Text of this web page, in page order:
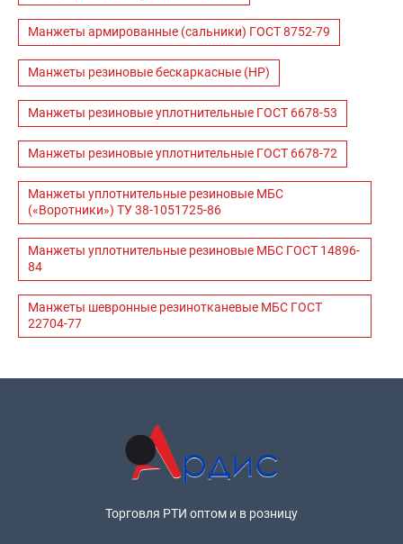
Манжеты армированные (сальники) ГОСТ 8752-79
Манжеты резиновые бескаркасные (НР)
Манжеты резиновые уплотнительные ГОСТ 6678-53
Манжеты резиновые уплотнительные ГОСТ 6678-72
Манжеты уплотнительные резиновые МБС
(«Воротники») ТУ 38-1051725-86
Манжеты уплотнительные резиновые МБС ГОСТ 14896-
84
Манжеты шевронные резинотканевые МБС ГОСТ
22704-77
Торговля РТИ оптом и в розницу